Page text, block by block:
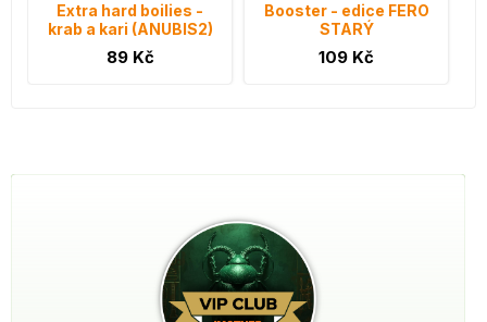
Extra hard boilies -
krab a kari (ANUBIS2)
89 Kč
Booster - edice FERO
STARÝ
109 Kč